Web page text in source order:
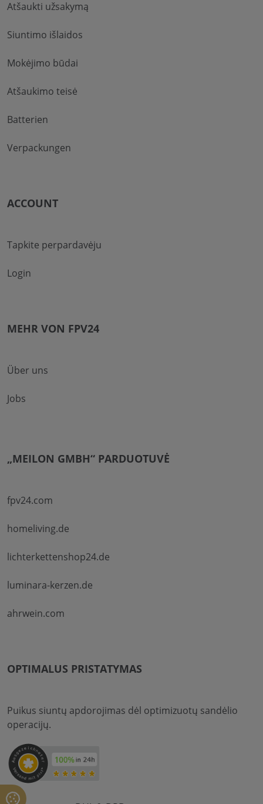
Atšaukti užsakymą
Siuntimo išlaidos
Mokėjimo būdai
Atšaukimo teisė
Batterien
Verpackungen
ACCOUNT
Tapkite perpardavėju
Login
MEHR VON FPV24
Über uns
Jobs
„MEILON GMBH“ PARDUOTUVĖ
fpv24.com
homeliving.de
lichterkettenshop24.de
luminara-kerzen.de
ahrwein.com
OPTIMALUS PRISTATYMAS
Puikus siuntų apdorojimas dėl optimizuotų sandėlio
operacijų.